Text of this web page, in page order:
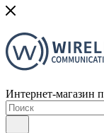
Интернет-магазин